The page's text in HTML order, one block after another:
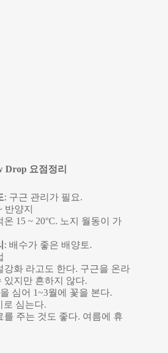
Drop 요점정리
: 구근 관리가 필요.
반양지
온 15 ~ 20°C. 노지 월동이 가
: 배수가 좋은 배양토.
강화 라고도 한다. 구근을 온라
있지만 흔하지 않다.
심어 1~3월에 꽃을 본다.
로 심는다.
를 주는 것도 좋다. 여름에 휴